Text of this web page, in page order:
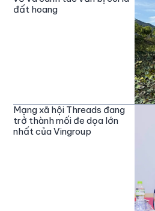
đất hoang
Mạng xã hội Threads đang
trở thành mối đe dọa lớn
nhất của Vingroup